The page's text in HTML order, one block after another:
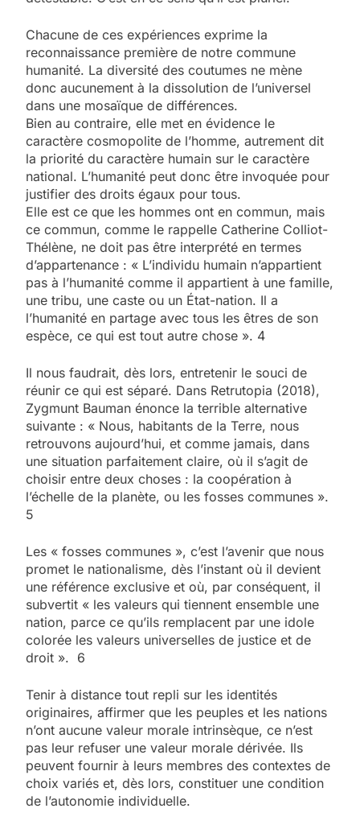
Chacune de ces expériences exprime la
reconnaissance première de notre commune
humanité. La diversité des coutumes ne mène
donc aucunement à la dissolution de l’universel
dans une mosaïque de différences.
Bien au contraire, elle met en évidence le
caractère cosmopolite de l’homme, autrement dit
la priorité du caractère humain sur le caractère
national. L’humanité peut donc être invoquée pour
justifier des droits égaux pour tous.
Elle est ce que les hommes ont en commun, mais
ce commun, comme le rappelle Catherine Colliot-
Thélène, ne doit pas être interprété en termes
d’appartenance : « L’individu humain n’appartient
pas à l’humanité comme il appartient à une famille,
une tribu, une caste ou un État-nation. Il a
l’humanité en partage avec tous les êtres de son
espèce, ce qui est tout autre chose ». 4
Il nous faudrait, dès lors, entretenir le souci de
réunir ce qui est séparé. Dans Retrutopia (2018),
Zygmunt Bauman énonce la terrible alternative
suivante : « Nous, habitants de la Terre, nous
retrouvons aujourd’hui, et comme jamais, dans
une situation parfaitement claire, où il s’agit de
choisir entre deux choses : la coopération à
l’échelle de la planète, ou les fosses communes ».
5
Les « fosses communes », c’est l’avenir que nous
promet le nationalisme, dès l’instant où il devient
une référence exclusive et où, par conséquent, il
subvertit « les valeurs qui tiennent ensemble une
nation, parce ce qu’ils remplacent par une idole
colorée les valeurs universelles de justice et de
droit ». 6
Tenir à distance tout repli sur les identités
originaires, affirmer que les peuples et les nations
n’ont aucune valeur morale intrinsèque, ce n’est
pas leur refuser une valeur morale dérivée. Ils
peuvent fournir à leurs membres des contextes de
choix variés et, dès lors, constituer une condition
de l’autonomie individuelle.